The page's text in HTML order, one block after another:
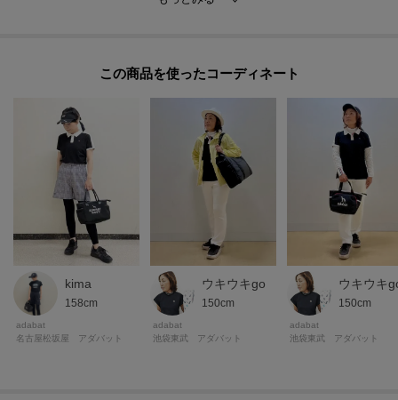
袖・衿・前立てのニットは柔らかく程よい復元性があり、肩まわりの動きに
快適性と美しいシルエットを両立し、ラウンドからデイリーユースまで頼れ
る素材構成です。
※この商品はサンプルを使用して撮影しております。デザインや配色などが
実際の商品とは一部異なる場合がございますのでご了承ください。
※掲載している着用・商品画像にはAI生成画像を（一部）使用しておりま
す。実際の商品とは色味・質感・ディテール・シルエット等が異なる場合が
ございます。画像はイメージとしてご確認いただき、あらかじめご了承の上
ご購入ください。
この商品を使った
kima
158cm
adabat
名古屋松坂屋 アダバット
ウキウキgo
150cm
adabat
池袋東武 アダバット
ウキウキ
150cm
adabat
池袋東武 アダバット